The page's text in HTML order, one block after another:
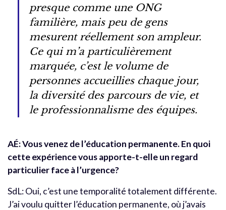
presque comme une ONG
familière, mais peu de gens
mesurent réellement son ampleur.
Ce qui m’a particulièrement
marquée, c’est le volume de
personnes accueillies chaque jour,
la diversité des parcours de vie, et
le professionnalisme des équipes.
AÉ: Vous venez de l’éducation permanente. En quoi
cette expérience vous apporte-t-elle un regard
particulier face à l’urgence?
SdL: Oui, c’est une temporalité totalement différente.
J’ai voulu quitter l’éducation permanente, où j’avais